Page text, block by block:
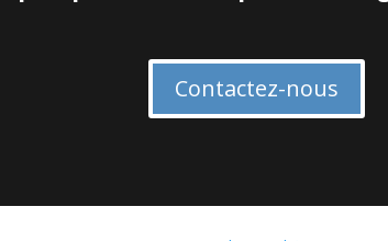
Contactez-nous